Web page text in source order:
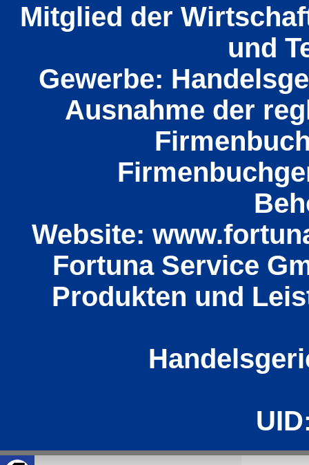
Mitglied der
und
Gewerbe:
Ausnahme der
Website:
Fortuna Service
Produkten und